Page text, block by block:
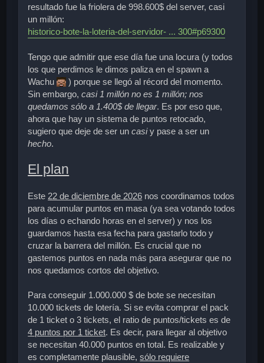
resultado fue la friolera de 998.600$ del server, casi
un millón:
historico-bote-la-loteria-del-servidor- ... 300#p69300
Tengo que admitir que ese día fue una locura (y todos
los que perdimos le dimos paliza en el spawn a
Wachu
) porque se llegó al récord del momento.
Sin embargo,casi 1 millón no es 1 millón; nos
quedamos sólo a 1.400$ de llegar. Es por eso que,
ahora que hay un sistema de puntos retocado,
sugiero que deje de ser uncasiy pase a ser un
hecho.
El plan
Este 22 de diciembre de 2026 nos coordinamos todos
para acumular puntos en masa (ya sea votando todos
los días o echando horas en el server) y nos los
guardamos hasta esa fecha para gastarlo todo y
cruzar la barrera del millón. Es crucial que no
gastemos puntos en nada más para asegurar que no
nos quedamos cortos del objetivo.
Para conseguir 1.000.000 $ de bote se necesitan
10.000 tickets de lotería. Si se evita comprar el pack
de 1 ticket o 3 tickets, el ratio de puntos/tickets es de
4 puntos por 1 ticket. Es decir, para llegar al objetivo
se necesitan40.000 puntos en total. Es realizable y
es completamente plausible,sólo requiere